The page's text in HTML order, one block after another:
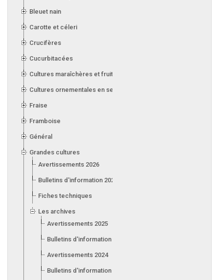
Bleuet nain
Carotte et céleri
Crucifères
Cucurbitacées
Cultures maraîchères et fruitières en serre
Cultures ornementales en serre
Fraise
Framboise
Général
Grandes cultures
Avertissements 2026
Bulletins d'information 2026
Fiches techniques
Les archives
Avertissements 2025
Bulletins d'information 2025
Avertissements 2024
Bulletins d'information 2024